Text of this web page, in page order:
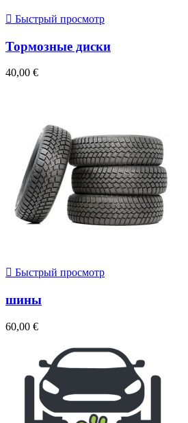
 Быстрый просмотр
Тормозные диски
40,00 €
 Быстрый просмотр
шины
60,00 €